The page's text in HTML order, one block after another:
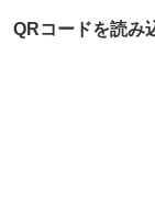
QRコードを読み